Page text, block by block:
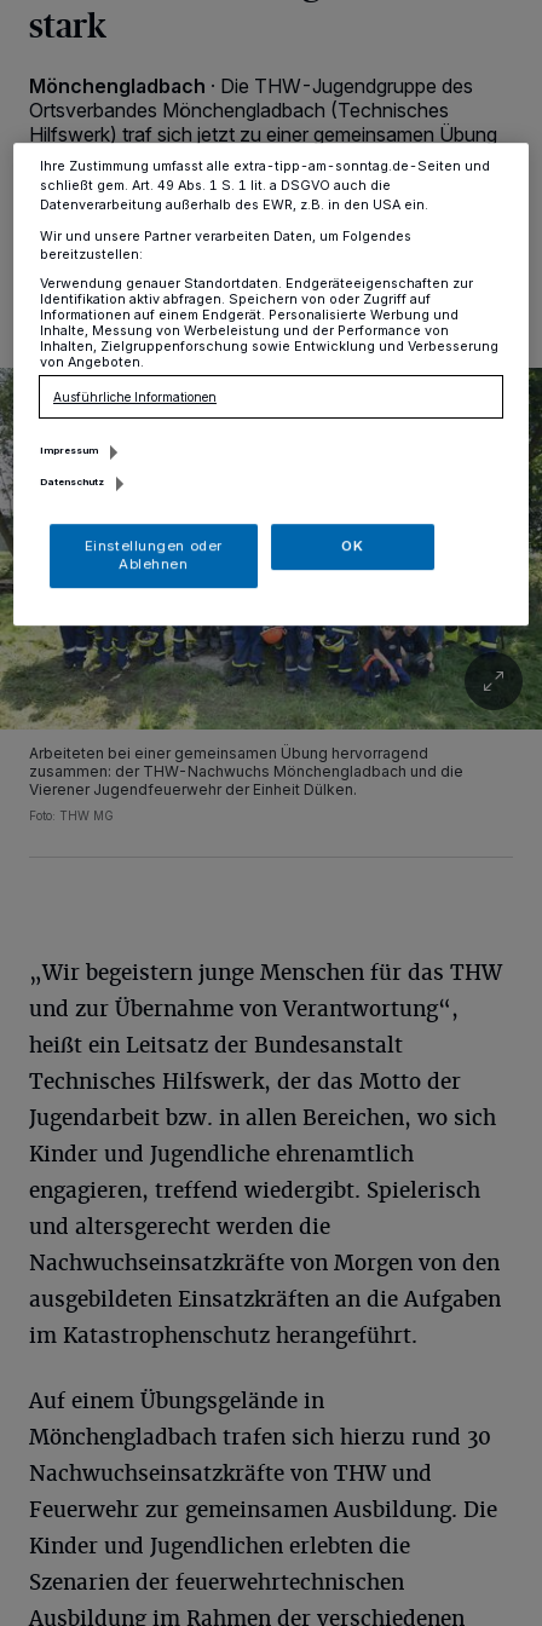
stark
Mönchengladbach · Die THW-Jugendgruppe des
Ortsverbandes Mönchengladbach (Technisches
Hilfswerk) traf sich jetzt zu einer gemeinsamen Übung
mit der Viersener Jugendfeuerwehr, Einheit Dülken.
21.09.2023 , 11:07 Uhr
Arbeiteten bei einer gemeinsamen Übung hervorragend
zusammen: der THW-Nachwuchs Mönchengladbach und die
Vierener Jugendfeuerwehr der Einheit Dülken.
Foto: THW MG
„Wir begeistern junge Menschen für das THW
und zur Übernahme von Verantwortung“,
heißt ein Leitsatz der Bundesanstalt
Technisches Hilfswerk, der das Motto der
Jugendarbeit bzw. in allen Bereichen, wo sich
Kinder und Jugendliche ehrenamtlich
engagieren, treffend wiedergibt. Spielerisch
und altersgerecht werden die
Nachwuchseinsatzkräfte von Morgen von den
ausgebildeten Einsatzkräften an die Aufgaben
im Katastrophenschutz herangeführt.
Auf einem Übungsgelände in
Mönchengladbach trafen sich hierzu rund 30
Nachwuchseinsatzkräfte von THW und
Feuerwehr zur gemeinsamen Ausbildung. Die
Kinder und Jugendlichen erlebten die
Szenarien der feuerwehrtechnischen
Ausbildung im Rahmen der verschiedenen
Zwecke. Wenn Tracker deaktiviert sind, sind manche Inhalte und
Anzeigen möglicherweise nicht mehr so relevant für Sie. Sie können
ändern oder Ihre Einwilligung zu widerrufen, indem Sie auf den Link
Einstellungen oder Ablehnen am unteren Rand der Webseite klicken.
Ihre Einstellungen gelten innerhalb unseres Website. Weitere
Informationen finden Sie in unserer Datenschutzerklärung.
Ihre Zustimmung umfasst alle extra-tipp-am-sonntag.de-Seiten und
schließt gem. Art. 49 Abs. 1 S. 1 lit. a DSGVO auch die
Datenverarbeitung außerhalb des EWR, z.B. in den USA ein.
Wir und unsere Partner verarbeiten Daten, um Folgendes
bereitzustellen:
Verwendung genauer Standortdaten. Endgeräteeigenschaften zur
Identifikation aktiv abfragen. Speichern von oder Zugriff auf
Informationen auf einem Endgerät. Personalisierte Werbung und
Inhalte, Messung von Werbeleistung und der Performance von
Inhalten, Zielgruppenforschung sowie Entwicklung und Verbesserung
von Angeboten.
Ausführliche Informationen
Impressum
Datenschutz
Einstellungen oder
Ablehnen
OK